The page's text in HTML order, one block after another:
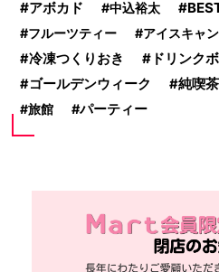
アボカド 中込裕太
フルーツティー アイスキャ
冷凍つくりおき ドリンク
ゴールデンウィーク 純喫茶
旅館
パーティー